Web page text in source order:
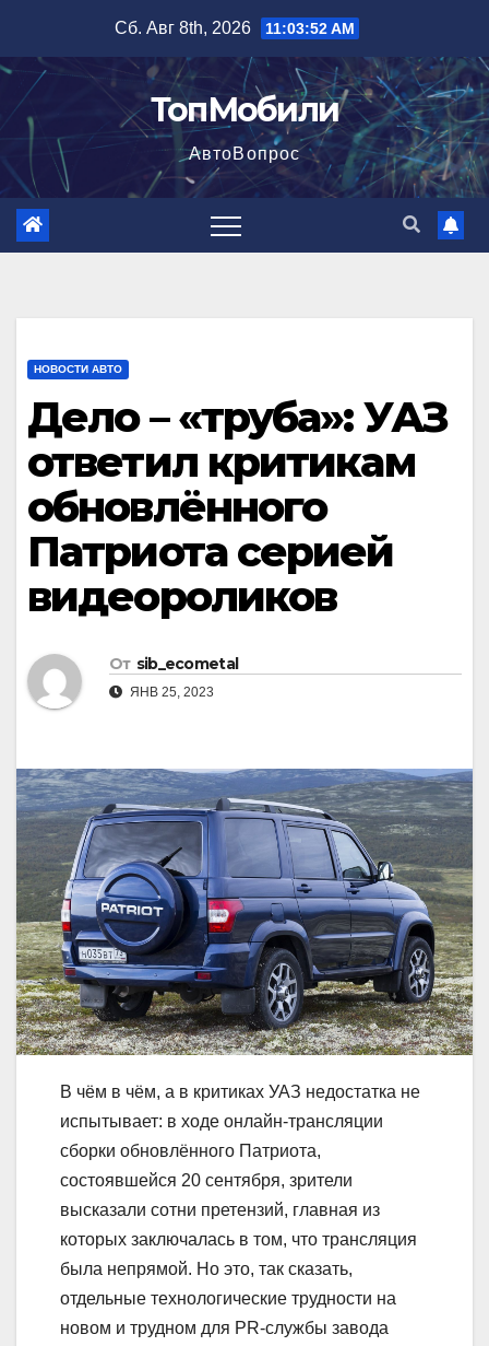
содержимому
Сб. Авг 8th, 2026 11:03:53 AM
ТопМобили
АвтоВопрос
НОВОСТИ АВТО
Дело – «труба»: УАЗ
ответил критикам
обновлённого
Патриота серией
видеороликов
От sib_ecometal
ЯНВ 25, 2023
В чём в чём, а в критиках УАЗ недостатка не
испытывает: в ходе онлайн-трансляции
сборки обновлённого Патриота,
состоявшейся 20 сентября, зрители
высказали сотни претензий, главная из
которых заключалась в том, что трансляция
была непрямой. Но это, так сказать,
отдельные технологические трудности на
новом и трудном для PR-службы завода